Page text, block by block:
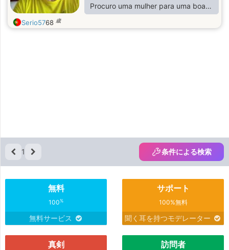
Procuro uma mulher para uma boa
amizade e futura relação
Serio5768 歳
1 条件による検索
無料
100%
無料サービス
サポート
100%無料
聞く耳を持つモデレーター
真剣 訪問者